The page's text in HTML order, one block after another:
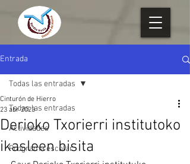
Entrada
Todas las entradas
Actividades
Programa escolar
Todas las entradas
Derioko Txorierri institutoko
ikasleen bisita
Cinturón de Hierro
23 abr 2023